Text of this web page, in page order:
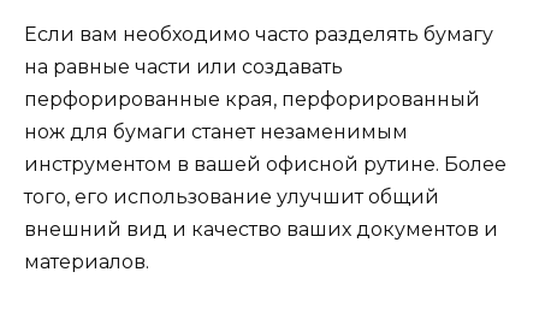
Если вам необходимо часто разделять бумагу
на равные части или создавать
перфорированные края, перфорированный
нож для бумаги станет незаменимым
инструментом в вашей офисной рутине. Более
того, его использование улучшит общий
внешний вид и качество ваших документов и
материалов.